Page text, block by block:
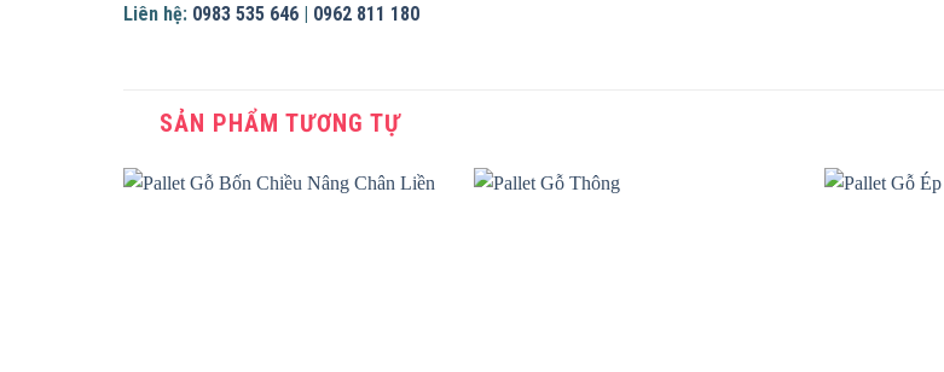
Liên hệ: 0983 535 646 | 0962 811 180
SẢN PHẨM TƯƠNG TỰ